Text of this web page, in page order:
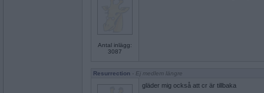
Antal inlägg:
3087
Resurrection - Ej medlem längre
gläder mig också att cr är tillbaka